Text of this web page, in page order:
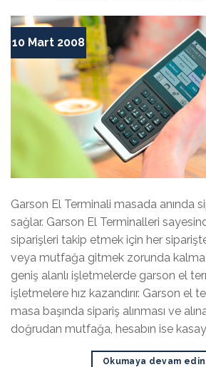
10 Mart 2008
Garson El Terminali masada anında
sağlar. Garson El Terminalleri
siparişleri takip etmek için her
veya mutfağa gitmek zorunda
geniş alanlı işletmelerde garson el
işletmelere hız kazandırır. Garson el
masa başında sipariş alınması ve
doğrudan mutfağa, hesabın ise
Okumaya devam edin